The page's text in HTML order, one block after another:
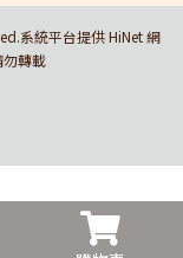
系統平台提供 HiNet 網
轉載